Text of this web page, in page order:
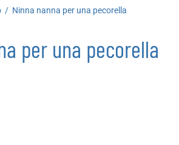
/ Ninna nanna per una pecorella
per una pecorella